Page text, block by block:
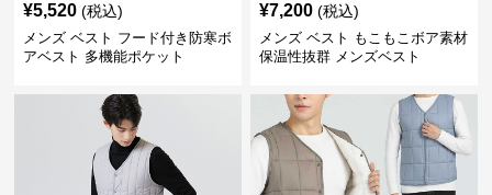
¥5,520 (税込)
メンズ ベスト フード付き防寒ボ
アベスト 多機能ポケット
¥7,200 (税込)
メンズ ベスト もこもこボア素材
保温性抜群 メンズベスト